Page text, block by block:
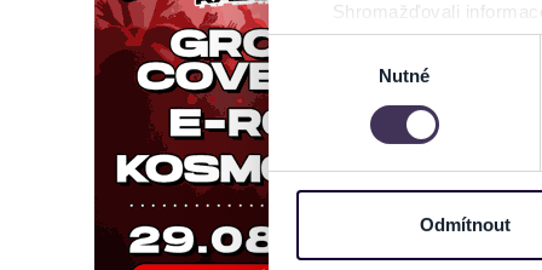
Shromažďovali
Identifikovali vaše
Zjistěte více o tom, jak
můžete kdykoliv změnit
informace o vašem zařízení
osobní údaje. Získané
Výběr
souhlasu
Nutné
Odmítnout